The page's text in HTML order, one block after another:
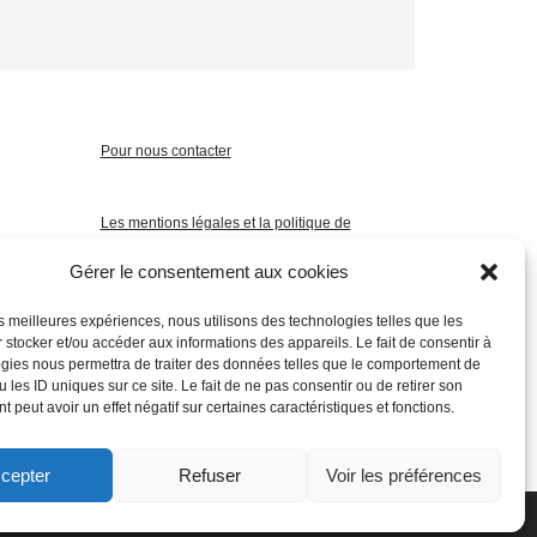
Gérer le consentement aux cookies
meilleures expériences, nous utilisons des technologies telles que les
stocker et/ou accéder aux informations des appareils. Le fait de consentir à
nous permettra de traiter des données telles que le comportement de
les ID uniques sur ce site. Le fait de ne pas consentir ou de retirer son
peut avoir un effet négatif sur certaines caractéristiques et fonctions.
Refuser Voir les préférences
Pour nous contacter
Les mentions légales et la politique de